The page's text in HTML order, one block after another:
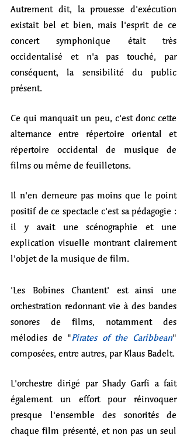
Autrement dit, la prouesse d'exécution
existait bel et bien, mais l'esprit de ce
concert symphonique était très
occidentalisé et n'a pas touché, par
conséquent, la sensibilité du public
présent.
Ce qui manquait un peu, c'est donc cette
alternance entre répertoire oriental et
répertoire occidental de musique de
films ou même de feuilletons.
Il n'en demeure pas moins que le point
positif de ce spectacle c'est sa pédagogie :
il y avait une scénographie et une
explication visuelle montrant clairement
l'objet de la musique de film.
'Les Bobines Chantent' est ainsi une
orchestration redonnant vie à des bandes
sonores de films, notamment des
mélodies de "Pirates of the Caribbean"
L'orchestre dirigé par Shady Garfi a fait
également un effort pour réinvoquer
presque l'ensemble des sonorités de
chaque film présenté, et non pas un seul